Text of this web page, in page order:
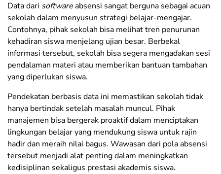
Data dari softwareabsensi sangat berguna sebagai acuan
sekolah dalam menyusun strategi belajar-mengajar.
Contohnya, pihak sekolah bisa melihat tren penurunan
kehadiran siswa menjelang ujian besar. Berbekal
informasi tersebut, sekolah bisa segera mengadakan sesi
pendalaman materi atau memberikan bantuan tambahan
yang diperlukan siswa.
Pendekatan berbasis data ini memastikan sekolah tidak
hanya bertindak setelah masalah muncul. Pihak
manajemen bisa bergerak proaktif dalam menciptakan
lingkungan belajar yang mendukung siswa untuk rajin
hadir dan meraih nilai bagus. Wawasan dari pola absensi
tersebut menjadi alat penting dalam meningkatkan
kedisiplinan sekaligus prestasi akademis siswa.